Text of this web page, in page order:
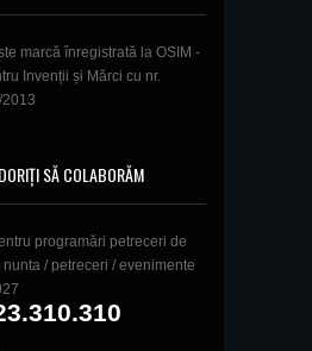
marcă înregistrată la OSIM -
Invenții și Mărci cu nr.
SĂ COLABORĂM
programări petreceri de
/ petreceri / evenimente